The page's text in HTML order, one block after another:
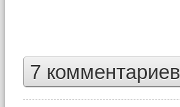
7 комментариев